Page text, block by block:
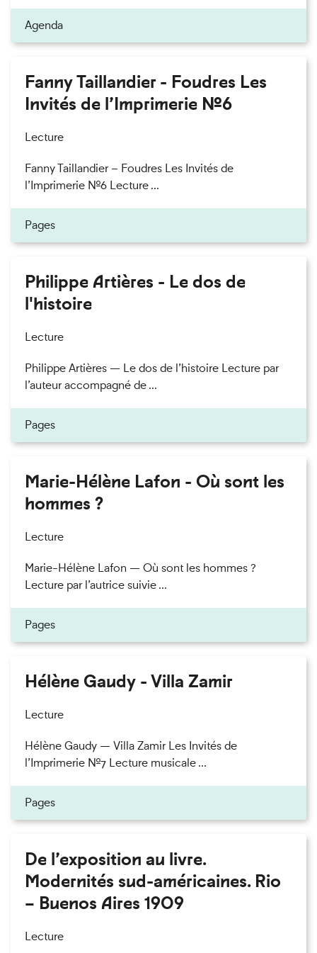
Agenda
Fanny Taillandier - Foudres Les
Invités de l’Imprimerie n°6
Lecture
Fanny Taillandier – Foudres Les Invités de
l’Imprimerie n°6 Lecture ...
Pages
Philippe Artières - Le dos de
l'histoire
Lecture
Philippe Artières — Le dos de l’histoire Lecture par
l’auteur accompagné de ...
Pages
Marie-Hélène Lafon - Où sont les
hommes ?
Lecture
Marie-Hélène Lafon — Où sont les hommes ?
Lecture par l’autrice suivie ...
Pages
Hélène Gaudy - Villa Zamir
Lecture
Hélène Gaudy — Villa Zamir Les Invités de
l’Imprimerie n°7 Lecture musicale ...
Pages
De l’exposition au livre.
Modernités sud-américaines. Rio
– Buenos Aires 1909
Lecture